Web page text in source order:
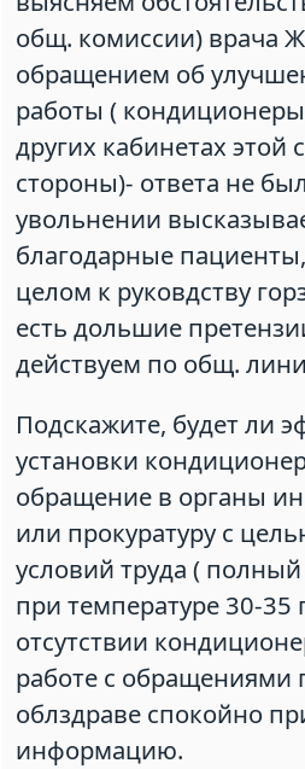
общ. комиссии) врача
обращением об
работы ( кондиционеры
других кабинетах этой
стороны)- ответа не
увольнении
благодарные
целом к руковдству
есть дольшие
действуем по общ.
Подскажите, будет ли
установки
обращение в органы
или прокуратуру с
условий труда (
при температуре 30-35
отсутствии
работе с обращениями
облздраве спокойно
информацию.